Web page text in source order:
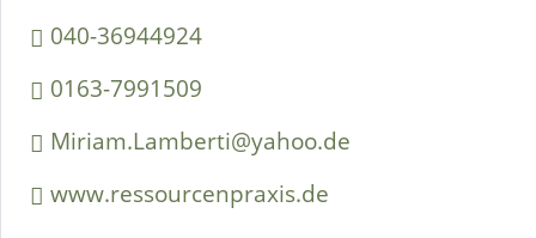
040-36944924
0163-7991509
Miriam.Lamberti@yahoo.de
www.ressourcenpraxis.de